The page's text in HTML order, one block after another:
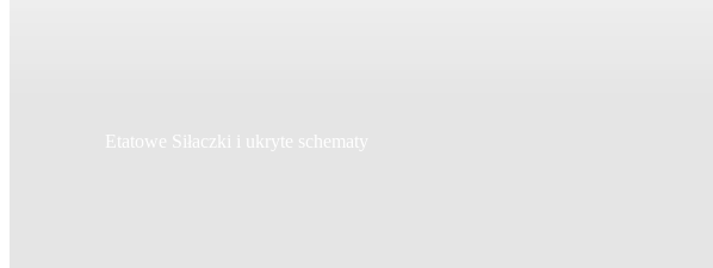
Etatowe Siłaczki i ukryte schematy